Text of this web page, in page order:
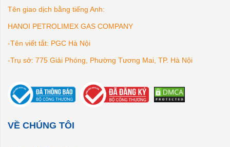
Tên giao dịch bằng tiếng Anh:
HANOI PETROLIMEX GAS COMPANY
-Tên viết tắt: PGC Hà Nội
-Trụ sở: 775 Giải Phóng, Phường Tương Mai, TP. Hà Nội
VỀ CHÚNG TÔI